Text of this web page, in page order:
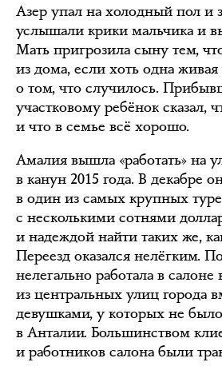
Азер упал на холодный пол и
услышали крики мальчика и
Мать пригрозила сыну тем,
из дома, если хоть одна
о том, что случилось.
участковому ребёнок сказал,
и что в семье всё хорошо.
Амалия вышла «работать» на
в канун 2015 года. В декабре
в один из самых крупных
с несколькими сотнями
и надеждой найти таких же,
Переезд оказался нелёгким.
нелегально работала в
из центральных улиц города
девушками, у которых не было
в Анталии. Большинством
и работников салона были